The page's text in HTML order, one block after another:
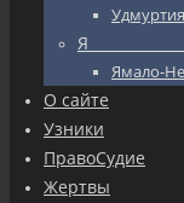
Удмуртия
Ямало-
О сайте
Узники
ПравоСудие
Жертвы